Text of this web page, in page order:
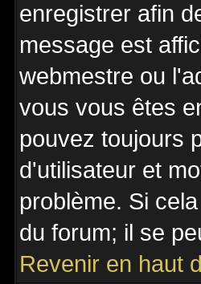
enregistrer afin
message est
webmestre ou
vous vous êtes
pouvez toujours
d'utilisateur et
problème. Si
du forum; il se
Revenir en haut